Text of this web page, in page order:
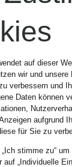
auf dieser
wir und
verbessern und
Daten können
aufgrund
für Sie zu
stimme zu“
auf „Individuelle